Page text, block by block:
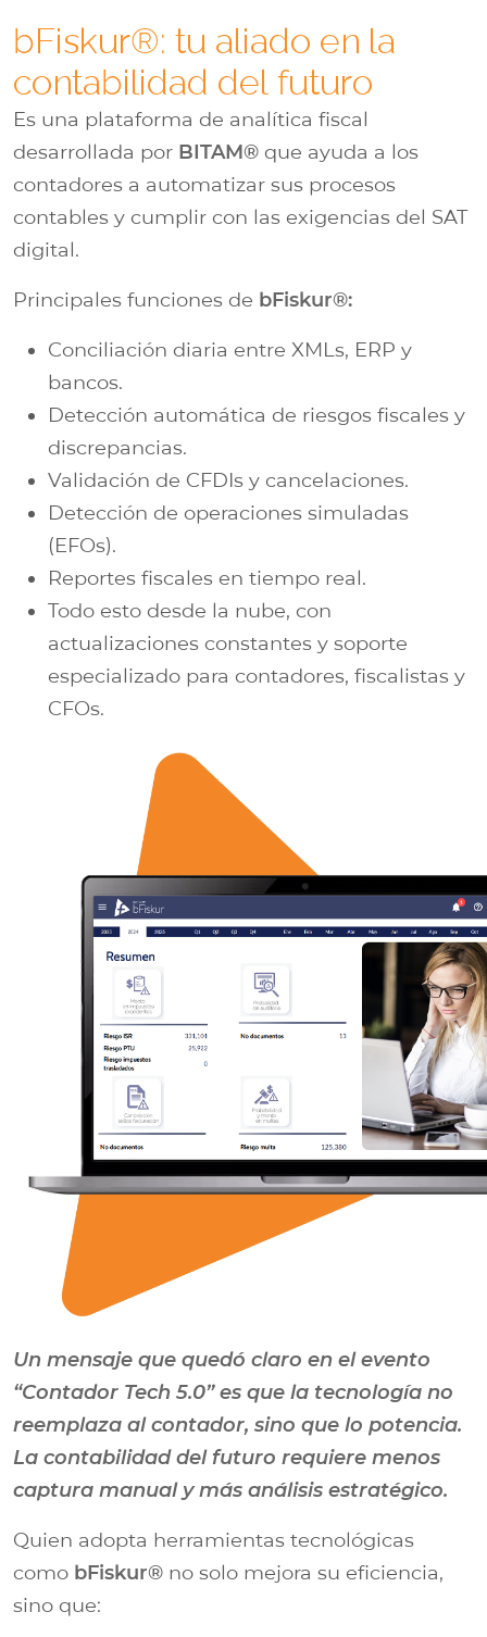
bFiskur®: tu aliado en la
contabilidad del futuro
Es una plataforma de analítica fiscal
desarrollada por BITAM® que ayuda a los
contadores a automatizar sus procesos
contables y cumplir con las exigencias del SAT
digital.
Principales funciones de bFiskur®:
Conciliación diaria entre XMLs, ERP y
bancos.
Detección automática de riesgos fiscales y
discrepancias.
Validación de CFDIs y cancelaciones.
Detección de operaciones simuladas
(EFOs).
Reportes fiscales en tiempo real.
Todo esto desde la nube, con
actualizaciones constantes y soporte
especializado para contadores, fiscalistas y
CFOs.
Un mensaje que quedó claro en el evento
“Contador Tech 5.0” es que la tecnología no
reemplaza al contador, sino que lo potencia.
La contabilidad del futuro requiere menos
captura manual y más análisis estratégico.
Quien adopta herramientas tecnológicas
como bFiskur® no solo mejora su eficiencia,
sino que: